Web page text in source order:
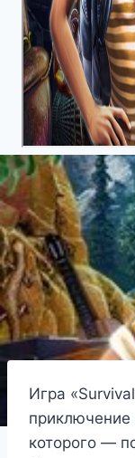
Игра
приключение
которого —